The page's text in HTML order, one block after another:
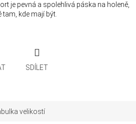
je pevná a spolehlivá páska na holeně,
kde mají být.
SDÍLET
velikostí